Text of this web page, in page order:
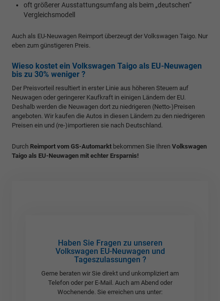
oft größerer Ausstattungsumfang als beim „deutschen“
Vergleichsmodell
Auch als EU-Neuwagen Reimport überzeugt der Volkswagen Taigo. Nur
eben zum günstigeren Preis.
Wieso kostet ein Volkswagen Taigo als EU-Neuwagen
bis zu 30% weniger ?
Der Preisvorteil resultiert in erster Linie aus höheren Steuern auf
Neuwagen oder geringerer Kaufkraft in einigen Ländern der EU.
Deshalb werden die Neuwagen dort zu niedrigeren (Netto-)Preisen
angeboten. Wir kaufen die Autos in diesen Ländern zu den niedrigeren
Preisen ein und (re-)importieren sie nach Deutschland.
Durch Reimport vom GS-Automarkt bekommen Sie Ihren Volkswagen
Taigo als EU-Neuwagen mit echter Ersparnis!
Haben Sie Fragen zu unseren
Volkswagen EU-Neuwagen und
Tageszulassungen ?
Gerne beraten wir Sie direkt und unkompliziert am
Telefon oder per E-Mail. Auch am Abend oder
Wochenende. Sie erreichen uns unter: